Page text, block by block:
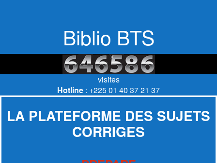
Biblio BTS
visites
Hotline : +225 01 40 37 21 37
LA PLATEFORME DES SUJETS
CORRIGES